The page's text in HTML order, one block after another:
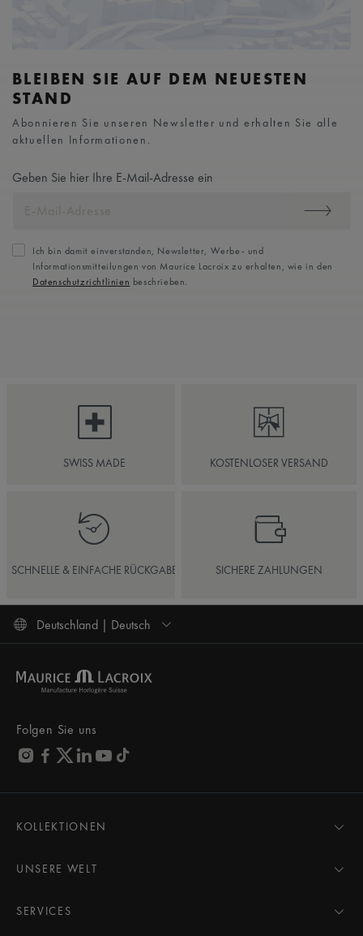
BLEIBEN SIE AUF DEM NEUESTEN
STAND
Abonnieren Sie unseren Newsletter und erhalten Sie alle
aktuellen Informationen.
Geben Sie hier Ihre E-Mail-Adresse ein
Ich bin damit einverstanden, Newsletter, Werbe- und
Informationsmitteilungen von Maurice Lacroix zu erhalten, wie in den
Datenschutzrichtlinien beschrieben.
SWISS MADE KOSTENLOSER VERSAND
SCHNELLE & EINFACHE RÜCKGABE SICHERE ZAHLUNGEN
Deutschland | Deutsch
Folgen Sie uns
KOLLEKTIONEN
AIKON
PONTOS
UNSERE WELT
Pressebereich
SERVICES